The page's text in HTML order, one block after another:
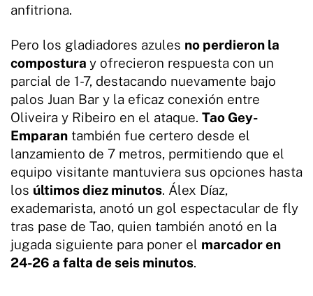
anfitriona.
Pero los gladiadores azules no perdieron la
compostura y ofrecieron respuesta con un
parcial de 1-7, destacando nuevamente bajo
palos Juan Bar y la eficaz conexión entre
Oliveira y Ribeiro en el ataque. Tao Gey-
Emparan también fue certero desde el
lanzamiento de 7 metros, permitiendo que el
equipo visitante mantuviera sus opciones hasta
los últimos diez minutos. Álex Díaz,
exademarista, anotó un gol espectacular de fly
tras pase de Tao, quien también anotó en la
jugada siguiente para poner el marcador en
24-26 a falta de seis minutos.